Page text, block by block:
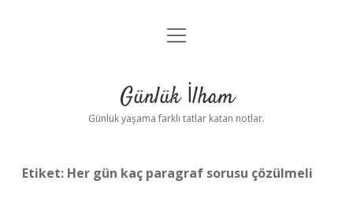
Anasayfa
Yasal Uyarı
menüyü
Günlük İlham
Günlük yaşama farklı tatlar katan notlar.
Etiket: Her gün kaç paragraf sorusu çözülmeli